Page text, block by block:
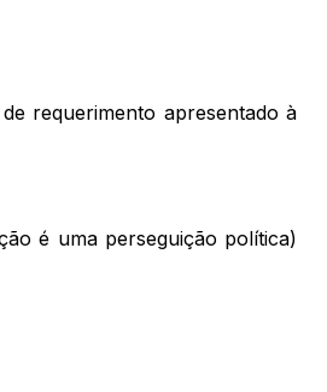
requerimento apresentado à
é uma perseguição política)